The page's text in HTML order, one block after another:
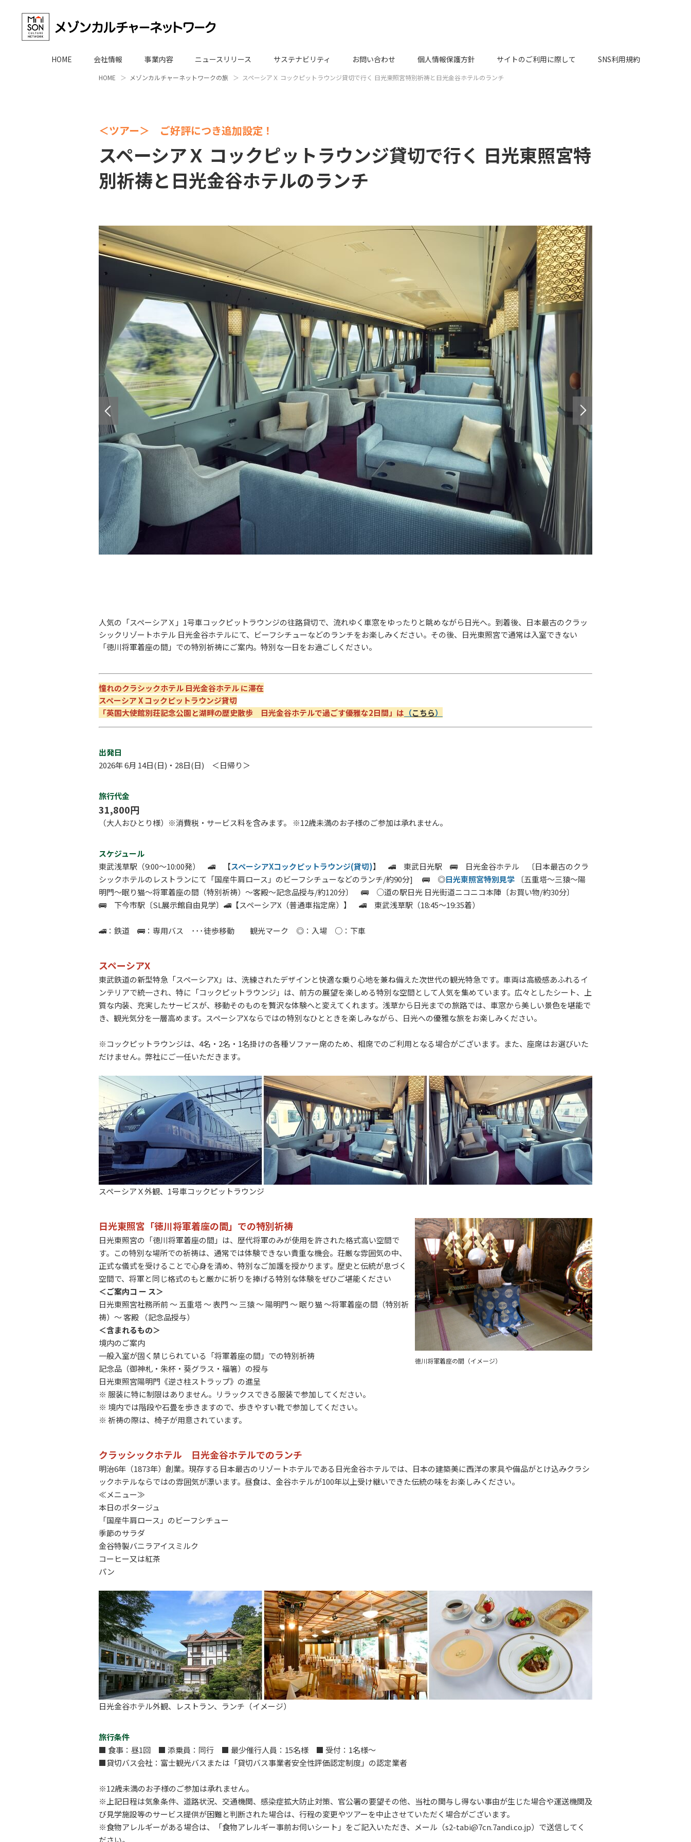
HOME 会社情報 事業内容 ニュースリリース サステナビリティ お問い合わせ 個人情報保護方針 サイトのご利用に際して SNS利用規約
HOME メゾンカルチャーネットワークの旅 スペーシアＸ コックピットラウンジ貸切で行く 日光東照宮特別祈祷と日光金谷ホテルのランチ
＜ツアー＞ ご好評につき追加設定！
スペーシアＸ コックピットラウンジ貸切で行く 日光東照宮特
別祈祷と日光金谷ホテルのランチ
人気の「スペーシアＸ」1号車コックピットラウンジの往路貸切で、流れゆく車窓をゆったりと眺めながら日光へ。到着後、日本最古のクラッ
シックリゾートホテル 日光金谷ホテルにて、ビーフシチューなどのランチをお楽しみください。その後、日光東照宮で通常は入室できない
「徳川将軍着座の間」での特別祈祷にご案内。特別な一日をお過ごしください。
憧れのクラシックホテル 日光金谷ホテル に滞在
スペーシア X コックピットラウンジ貸切
「英国大使館別荘記念公園と湖畔の歴史散歩 日光金谷ホテルで過ごす優雅な2日間」は （こちら）
出発日
2026年 6月 14日(日)・28日(日) ＜日帰り＞
旅行代金
31,800円
（大人おひとり様）※消費税・サービス料を含みます。 ※12歳未満のお子様のご参加は承れません。
スケジュール
東武浅草駅（9:00～10:00発） 🚄 【スペーシアXコックピットラウンジ(貸切)】 🚄 東武日光駅 🚌 日光金谷ホテル 〔日本最古のクラ
シックホテルのレストランにて「国産牛肩ロース」のビーフシチューなどのランチ/約90分] 🚌 ◎日光東照宮特別見学 〔五重塔～三猿～陽
明門～眠り猫～将軍着座の間（特別祈祷）～客殿～記念品授与/約120分〕 🚌 ○道の駅日光 日光街道ニコニコ本陣〔お買い物/約30分〕
🚌 下今市駅〔SL展示館自由見学〕 🚄【スペーシアX（普通車指定席）】 🚄 東武浅草駅（18:45～19:35着）
🚄：鉄道 🚌：専用バス ･･･徒歩移動 観光マーク ◎：入場 ○：下車
スペーシアX
東武鉄道の新型特急「スペーシアX」は、洗練されたデザインと快適な乗り心地を兼ね備えた次世代の観光特急です。車両は高級感あふれるイ
ンテリアで統一され、特に「コックピットラウンジ」は、前方の展望を楽しめる特別な空間として人気を集めています。広々としたシート、上
質な内装、充実したサービスが、移動そのものを贅沢な体験へと変えてくれます。浅草から日光までの旅路では、車窓から美しい景色を堪能で
き、観光気分を一層高めます。スペーシアXならではの特別なひとときを楽しみながら、日光への優雅な旅をお楽しみください。
※コックピットラウンジは、 4名・2名・1名掛けの各種ソファー席のため、相席でのご利用となる場合がございます。また、 座席はお選びいた
だけません。弊社にご一任いただきます。
スペーシアＸ外観、1号車コックピットラウンジ
日光東照宮「徳川将軍着座の間」での特別祈祷
日光東照宮の「徳川将軍着座の間」は、歴代将軍のみが使用を許された格式高い空間で
す。この特別な場所での祈祷は、通常では体験できない貴重な機会。荘厳な雰囲気の中、
正式な儀式を受けることで心身を清め、特別なご加護を授かります。歴史と伝統が息づく
空間で、将軍と同じ格式のもと厳かに祈りを捧げる特別な体験をぜひご堪能ください
＜ご案内コ ー ス＞
日光東照宮社務所前 ～ 五重塔 ～ 表門 ～ 三猿 ～ 陽明門 ～ 眠り猫 ～将軍着座の間（特別祈
祷）～ 客殿 （記念品授与）
＜含まれるもの＞
境内のご案内
一般入室が固く禁じられている「将軍着座の間」での特別祈祷
記念品（御神札・朱杯・葵グラス・福箸）の授与
日光東照宮陽明門《逆さ柱ストラップ》の進呈
※ 服装に特に制限はありません。リラックスできる服装で参加してください。
※ 境内では階段や石畳を歩きますので、歩きやすい靴で参加してください。
※ 祈祷の際は、椅子が用意されています。
徳川将軍着座の間（イメージ）
クラッシックホテル 日光金谷ホテルでのランチ
明治6年（1873年）創業。 現存する日本最古のリゾートホテルである日光金谷ホテルでは、 日本の建築美に西洋の家具や備品がとけ込みクラシ
ックホテルならではの雰囲気が漂います。昼食は、金谷ホテルが100年以上受け継いできた伝統の味をお楽しみください。
≪メニュー≫
本日のポタージュ
「国産牛肩ロース」のビーフシチュー
季節のサラダ
金谷特製バニラアイスミルク
コーヒー又は紅茶
パン
日光金谷ホテル外観、レストラン、ランチ（イメージ）
旅行条件
■ 食事：昼1回 ■ 添乗員：同行 ■ 最少催行人員：15名様 ■ 受付：1名様～
■貸切バス会社：富士観光バスまたは「貸切バス事業者安全性評価認定制度」の認定業者
※12歳未満のお子様のご参加は承れません。
※上記日程は気象条件、道路状況、交通機関、感染症拡大防止対策、官公署の要望その他、当社の関与し得ない事由が生じた場合や運送機関及
び見学施設等のサービス提供が困難と判断された場合は、行程の変更やツアーを中止させていただく場合がございます。
※食物アレルギーがある場合は、「食物アレルギー事前お伺いシート」をご記入いただき、メール（s2-tabi@7cn.7andi.co.jp）で送信してく
ださい。